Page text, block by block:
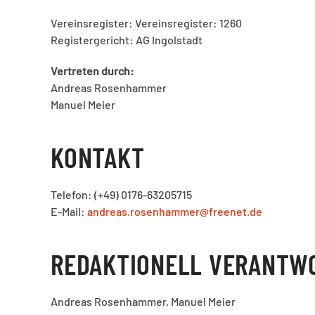
Vereinsregister: Vereinsregister: 1260
Registergericht: AG Ingolstadt
Vertreten durch:
Andreas Rosenhammer
Manuel Meier
KONTAKT
Telefon: (+49) 0176-63205715
E-Mail: andreas.rosenhammer@freenet.de
REDAKTIONELL
Andreas Rosenhammer, Manuel Meier